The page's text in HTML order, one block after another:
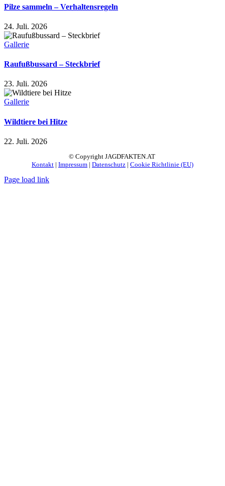
Pilze sammeln – Verhaltensregeln
24. Juli. 2026
Gallerie
Raufußbussard – Steckbrief
23. Juli. 2026
Gallerie
Wildtiere bei Hitze
22. Juli. 2026
© Copyright JAGDFAKTEN.AT
Kontakt | Impressum | Datenschutz | Cookie Richtlinie (EU)
Page load link